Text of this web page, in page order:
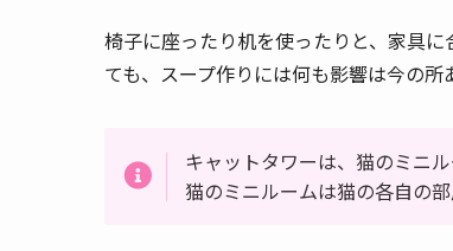
椅子に座ったり机を使ったりと、家具
ても、スープ作りには何も影響は今の所
キャットタワーは、猫のミニル
猫のミニルームは猫の各自の